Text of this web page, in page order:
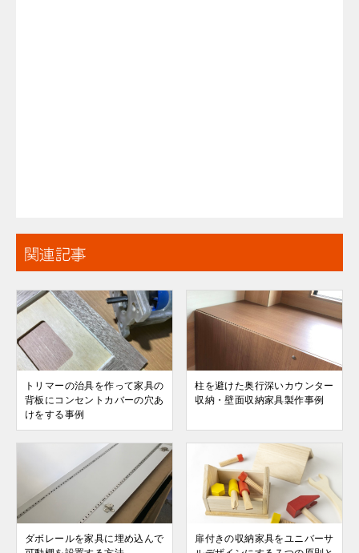
関連記事
トリマーの治具を作って家具の
背板にコンセントカバーの穴あ
けをする事例
柱を避けた奥行深いカウンター
収納・壁面収納家具製作事例
ダボレールを家具に埋め込んで
扉付きの収納家具をユニバーサ